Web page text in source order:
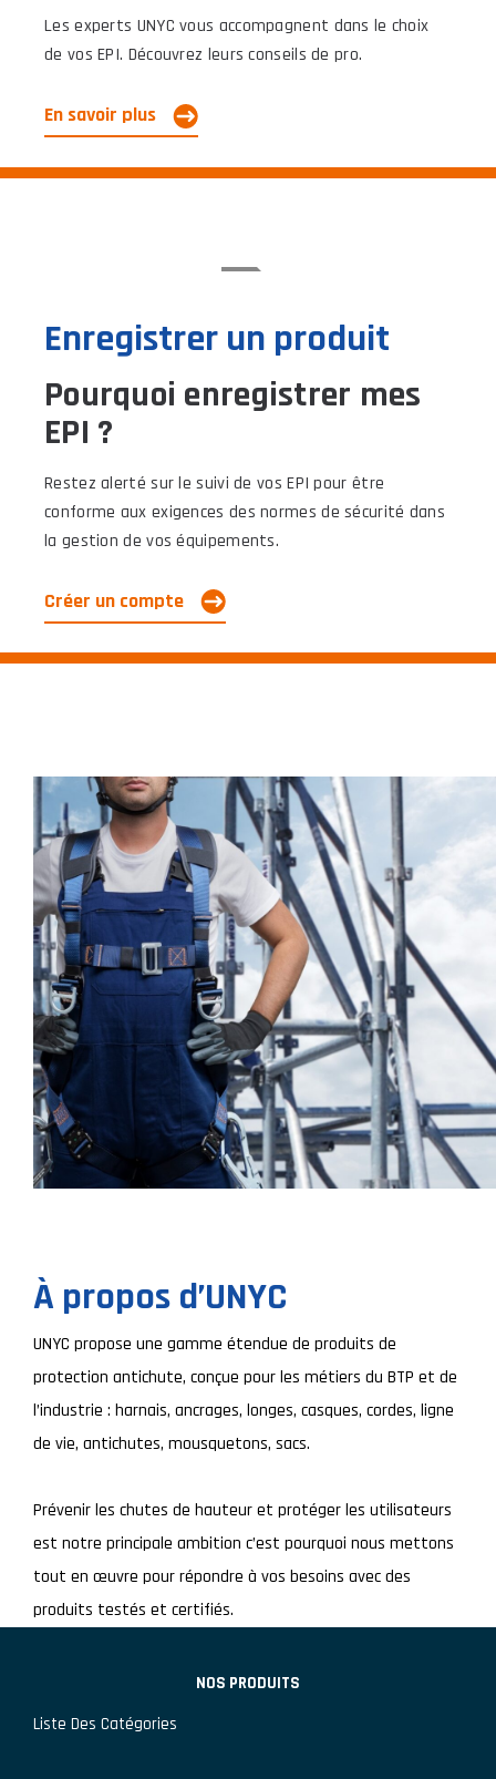
Les experts UNYC vous accompagnent dans le choix
de vos EPI. Découvrez leurs conseils de pro.
En savoir plus
Enregistrer un produit
Pourquoi enregistrer mes
EPI ?
Restez alerté sur le suivi de vos EPI pour être
conforme aux exigences des normes de sécurité dans
la gestion de vos équipements.
Créer un compte
À propos d’UNYC
UNYC propose une gamme étendue de produits de
protection antichute, conçue pour les métiers du BTP et de
l’industrie : harnais, ancrages, longes, casques, cordes, ligne
de vie, antichutes, mousquetons, sacs.
Prévenir les chutes de hauteur et protéger les utilisateurs
est notre principale ambition c’est pourquoi nous mettons
tout en œuvre pour répondre à vos besoins avec des
produits testés et certifiés.
NOS PRODUITS
Liste Des Catégories